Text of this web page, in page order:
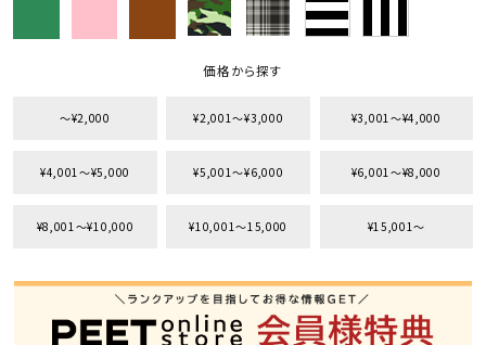
価格から探す
〜¥2,000 ¥2,001〜¥3,000 ¥3,001〜¥4,000
¥4,001〜¥5,000 ¥5,001〜¥6,000 ¥6,001〜¥8,000
¥8,001〜¥10,000 ¥10,001〜15,000 ¥15,001〜